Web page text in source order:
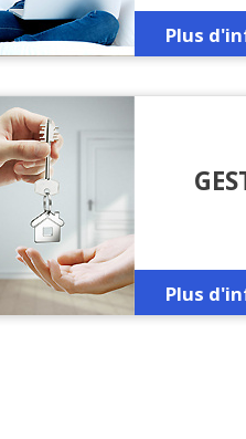
Plus
Plus